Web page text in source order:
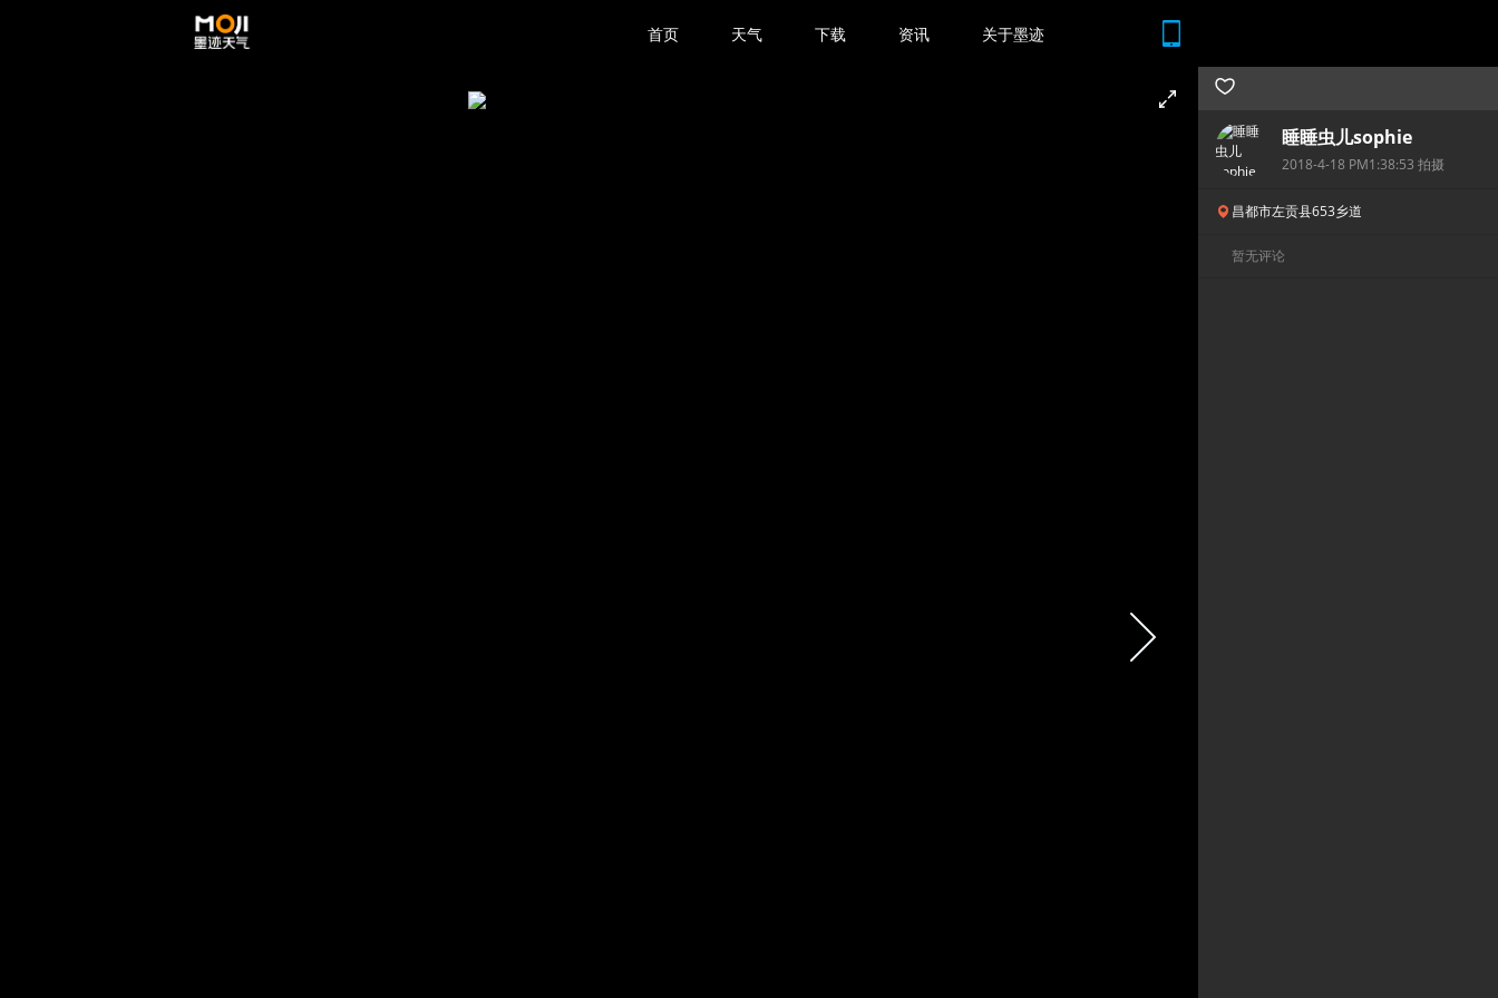
首页 天气 下载 资讯 关于墨迹
睡睡虫儿sophie
2018-4-18 PM1:38:53 拍摄
昌都市左贡县653乡道
暂无评论